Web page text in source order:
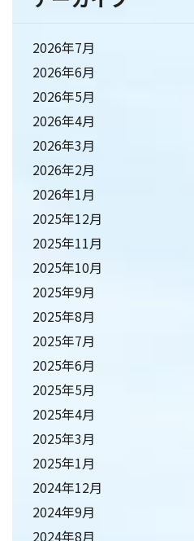
2026年7月
2026年6月
2026年5月
2026年4月
2026年3月
2026年2月
2026年1月
2025年12月
2025年11月
2025年10月
2025年9月
2025年8月
2025年7月
2025年6月
2025年5月
2025年4月
2025年3月
2025年1月
2024年12月
2024年9月
2024年8月